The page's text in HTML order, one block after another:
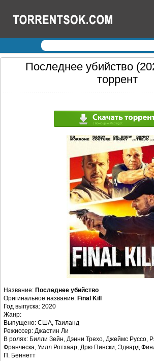
Логин: Пароль:
Забыли пароль?
Последнее убийство
торрент
Название: Последнее убийство
Оригинальное название: Final Kill
Год выпуска: 2020
Жанр:
Выпущено: США, Таиланд
Режиссер: Джастин Ли
В ролях: Билли Зейн, Дэнни Трехо, Джеймс Руссо,
Франческа, Уилл Ротхаар, Дрю Пински, Эдвард
П. Беннетт